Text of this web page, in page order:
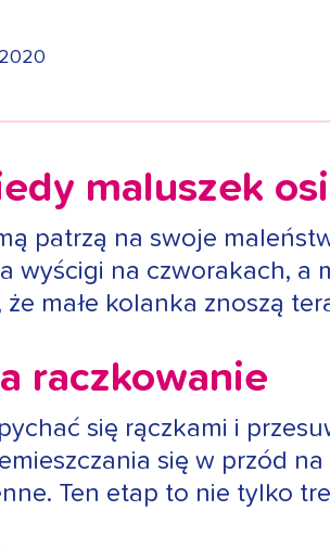
maluszek
patrzą na swoje
wyścigi na czworakach, a
małe kolanka znoszą
raczkowanie
się rączkami i
się w przód
Ten etap to nie tylko